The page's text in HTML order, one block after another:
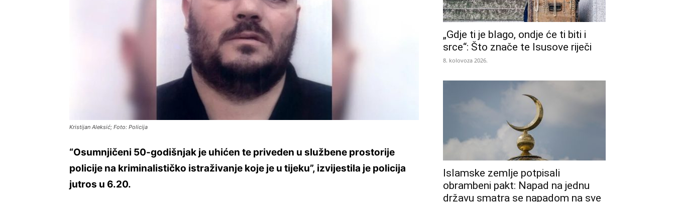
Kristijan Aleksić; Foto: Policija
“Osumnjičeni 50-godišnjak je uhićen te priveden u službene prostorije
policije na kriminalističko istraživanje koje je u tijeku”, izvijestila je policija
jutros u 6.20.
„Gdje ti je blago, ondje će ti biti i
srce“: Što znače te Isusove riječi
8. kolovoza 2026.
Islamske zemlje potpisali
obrambeni pakt: Napad na jednu
državu smatra se napadom na sve